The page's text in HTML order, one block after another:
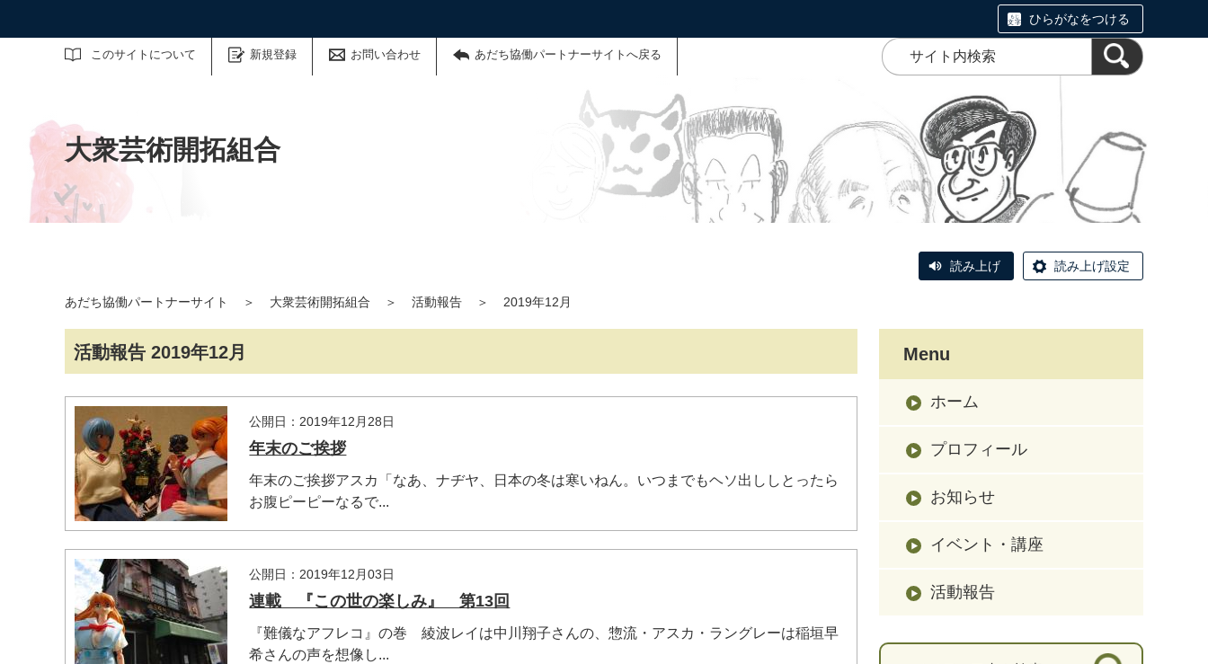
ひらがなをつける
このサイトについて 新規登録 お問い合わせ あだち協働パートナーサイトへ戻る
サイト内検索
大衆芸術開拓組合
読み上げ 読み上げ設定
あだち協働パートナーサイト ＞ 大衆芸術開拓組合 ＞ 活動報告 ＞ 2019年12月
活動報告 2019年12月
公開日：2019年12月28日
年末のご挨拶
年末のご挨拶アスカ「なあ、ナヂヤ、日本の冬は寒いねん。いつまでもヘソ出ししとったら
お腹ピーピーなるで...
公開日：2019年12月03日
連載 『この世の楽しみ』 第13回
『難儀なアフレコ』の巻 綾波レイは中川翔子さんの、惣流・アスカ・ラングレーは稲垣早
希さんの声を想像し...
Menu
ホーム
プロフィール
お知らせ
イベント・講座
活動報告
マイメディア内を検索